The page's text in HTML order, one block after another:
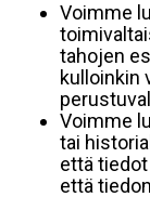
Voimme
tahojen
kulloinkin
Voimme
tai
että
että